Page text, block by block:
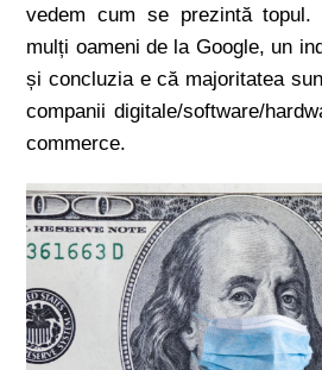
vedem cum se prezintă
mulți oameni de la Google, un
și concluzia e că majoritatea
companii digitale/software/
commerce.